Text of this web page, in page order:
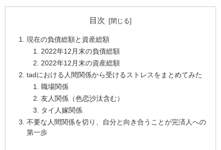
目次
現在の負債総額と資産総額
2022年12月末の負債総額
2022年12月末の資産総額
tadにおける人間関係から受けるストレスをまとめてみた
職場関係
友人関係（色恋沙汰含む）
タイ人嫁関係
不要な人間関係を切り、自分と向き合うことが完済人への
第一歩